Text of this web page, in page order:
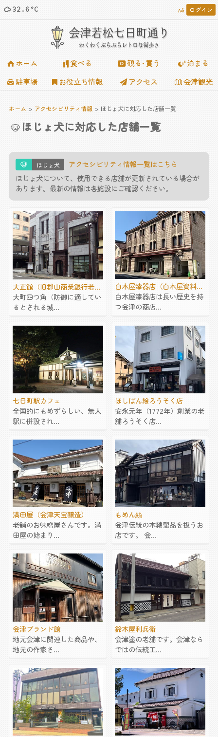
32.6°C ログイン













 会津若松七日町通り
わくわくぶらぶらレトロな街歩き
ホーム 食べる 観る･買う
泊まる
駐車場
お役立ち情報 アクセス 会津観光
ホーム アクセシビリティ情報 ほじょ犬に対応した店舗一覧
ほじょ犬に対応した店舗一覧
ほじょ犬
アクセシビリティ情報一覧はこちら
ほじょ犬について、使用できる店舗が更新されている場合が
あります。最新の情報は各施設にご確認ください。
大正館（旧郡山商業銀行若…
大町四つ角（防御に適してい
るとされる城…
白木屋漆器店（白木屋資料…
白木屋漆器店は長い歴史を持
つ会津の商店…
七日町駅カフェ
全国的にもめずらしい、無人
駅に併設され…
ほしばん絵ろうそく店
安永元年（1772年）創業の老
舗ろうそく店…
満田屋（会津天宝醸造）
老舗のお味噌屋さんです。満
田屋の始まり…
もめん絲
会津伝統の木綿製品を扱うお
店です。 会…
会津ブランド館
地元会津に関連した商品や、
地元の作家さ…
鈴木屋利兵衛
会津塗の老舗です。会津なら
ではの伝統工…